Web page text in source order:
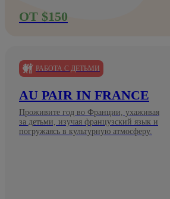
ОТ $150
РАБОТА С ДЕТЬМИ
AU PAIR IN FRANCE
Проживите год во Франции, ухаживая
за детьми, изучая французский язык и
погружаясь в культурную атмосферу.